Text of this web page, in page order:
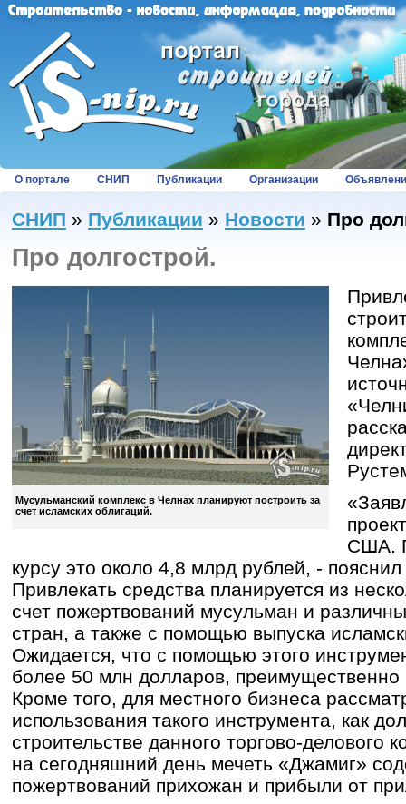
О портале СНИП Публикации Организации
СНИП » Публикации » Новости » Про
Про долгострой.
Мусульманский комплекс в Челнах планируют построить за
счет исламских облигаций.
США.
курсу это около 4,8 млрд рублей, -
Привлекать средства планируется из
счет пожертвований мусульман и
стран, а также с помощью выпуска
Ожидается, что с помощью этого
более 50 млн долларов, преимущественно
Кроме того, для местного бизнеса
использования такого инструмента, как
строительстве данного торгово-делового
на сегодняшний день мечеть «Джамиг»
пожертвований прихожан и прибыли от